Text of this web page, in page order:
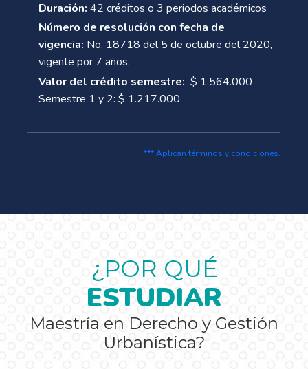
Duración: 42 créditos o 3 periodos académicos
Número de resolución con fecha de
vigencia: No. 18718 del 5 de octubre del 2020,
vigente por 7 años.
Valor del crédito semestre: $ 1.564.000
Semestre 1 y 2: $ 1.217.000
*** Aplican términos y condiciones.
¿POR QUÉ
ESTUDIAR
Maestría en Derecho y Gestión
Urbanística?